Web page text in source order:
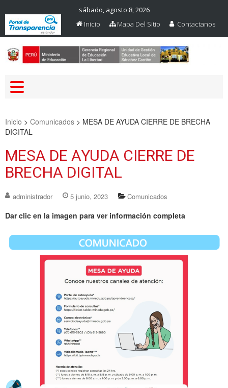
sábado, agosto 8, 2026
Inicio
Mapa Del Sitio Contactanos
Inicio > Comunicados > MESA DE AYUDA CIERRE DE BRECHA
DIGITAL
MESA DE AYUDA CIERRE DE
BRECHA DIGITAL
administrador 5 junio, 2023 Comunicados
Dar clic en la imagen para ver información completa